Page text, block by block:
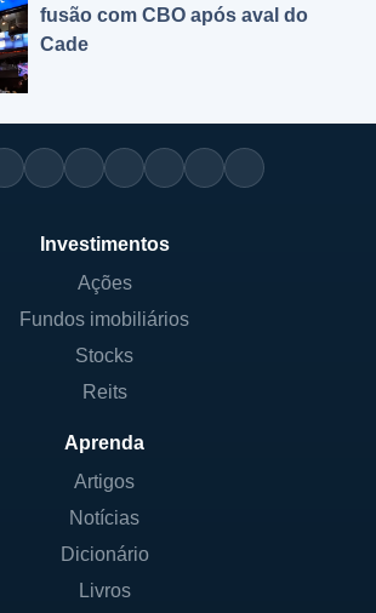
fusão com CBO após aval do
Cade
Investimentos
Ações
Fundos imobiliários
Stocks
Reits
Aprenda
Artigos
Notícias
Dicionário
Livros